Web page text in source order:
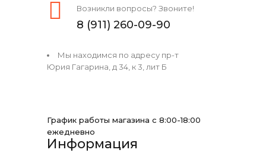
Возникли вопросы? Звоните!
8 (911) 260-09-90
Мы находимся по адресу пр-т
Юрия Гагарина, д 34, к 3, лит Б
График работы магазина с 8:00-18:00
ежедневно
Информация